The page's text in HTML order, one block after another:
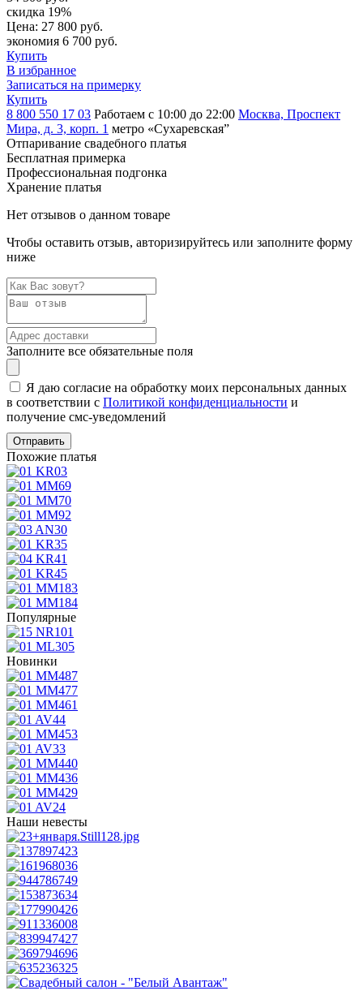
скидка 19%
Цена: 27 800 руб.
экономия 6 700 руб.
Купить
В избранное
Записаться на примерку
Купить
8 800 550 17 03 Работаем с 10:00 до 22:00 Москва, Проспект
Мира, д. 3, корп. 1 метро «Сухаревская”
Отпаривание свадебного платья
Бесплатная примерка
Профессиональная подгонка
Хранение платья
Нет отзывов о данном товаре
Чтобы оставить отзыв, авторизируйтесь или заполните форму
ниже
Заполните все обязательные поля
Я даю согласие на обработку моих персональных данных
в соответствии с Политикой конфиденциальности и
получение смс-уведомлений
Похожие платья
Популярные
Новинки
Наши невесты